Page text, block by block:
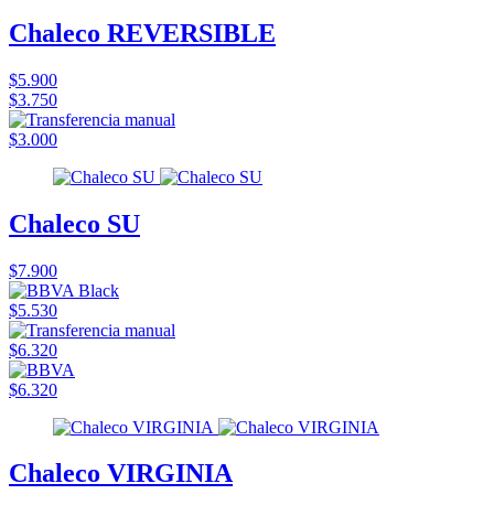
Chaleco REVERSIBLE
$5.900
$3.750
$3.000
Chaleco SU
$7.900
$5.530
$6.320
$6.320
Chaleco VIRGINIA